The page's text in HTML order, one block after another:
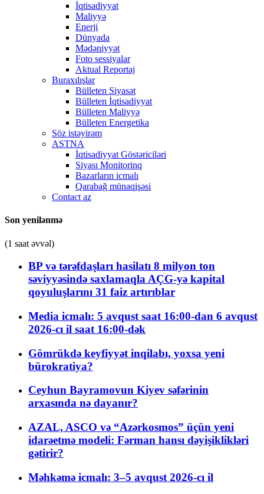
İqtisadiyyat
Maliyyə
Enerji
Dünyada
Mədəniyyət
Foto sessiyalar
Aktual Reportaj
Buraxılışlar
Bülleten Siyasət
Bülleten İqtisadiyyat
Bülleten Maliyyə
Bülleten Energetika
Söz istəyirəm
ASTNA
İqtisadiyyat Göstəriciləri
Siyası Monitorinq
Bazarların icmalı
Qarabağ münaqişəsi
Contact az
Son yenilənmə
(1 saat əvvəl)
BP və tərəfdaşları hasilatı 8 milyon ton
səviyyəsində saxlamaqla AÇG-yə kapital
qoyuluşlarını 31 faiz artırıblar
Media icmalı: 5 avqust saat 16:00-dan 6 avqust
2026-cı il saat 16:00-dək
Gömrükdə keyfiyyət inqilabı, yoxsa yeni
bürokratiya?
Ceyhun Bayramovun Kiyev səfərinin
arxasında nə dayanır?
AZAL, ASCO və “Azərkosmos” üçün yeni
idarəetmə modeli: Fərman hansı dəyişiklikləri
gətirir?
Məhkəmə icmalı: 3–5 avqust 2026-cı il